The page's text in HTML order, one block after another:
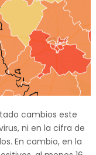
cambios este
ni en la cifra de
En cambio, en la